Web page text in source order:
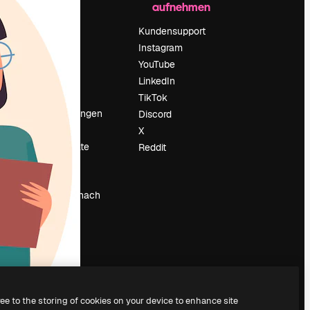
Über uns
Reviews
Karriere
Suchtrends
Veranstaltungen
Deine Inhalte
verkaufen
Pressesaal
Suchst du nach
magnific.ai
aufnehmen
Kundensupport
Instagram
YouTube
LinkedIn
TikTok
Discord
X
Reddit
to the storing of cookies on your device to enhance site